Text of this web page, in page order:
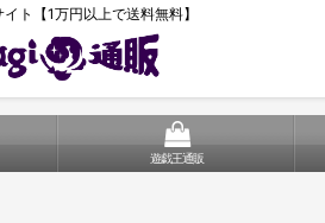
ト【1万円以上で送料無料】
遊戯王通販